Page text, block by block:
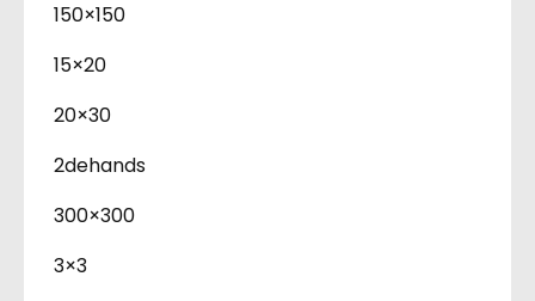
150×150
15×20
20×30
2dehands
300×300
3×3